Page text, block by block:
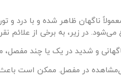
ناگهان ظاهر شده و با درد و
می‌شود. در زیر، به برخی از علائم
و شدید در یک یا چند مفصل،
در مفصل. ممکن است